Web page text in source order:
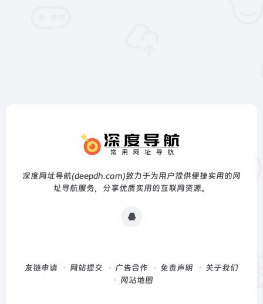
深度网址导航(deepdh.com)致力于为用户提供便捷实用的网
址导航服务，分享优质实用的互联网资源。
友链申请 网站提交 广告合作 免责声明
关于我们
网站地图